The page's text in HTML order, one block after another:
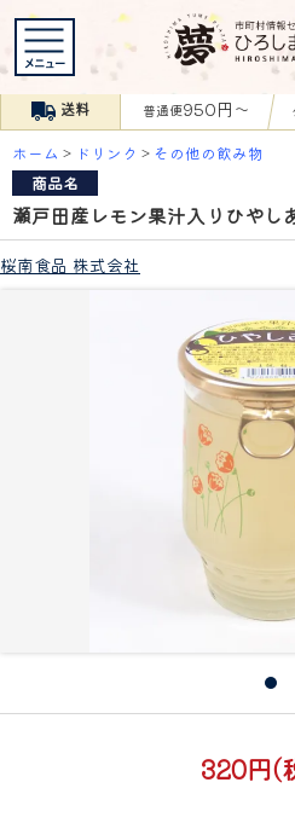
送料 普通便950円〜
ホーム > ドリンク > その他の飲み物
商品名
瀬戸田産レモン果汁入りひやし
桜南食品 株式会社
320円(